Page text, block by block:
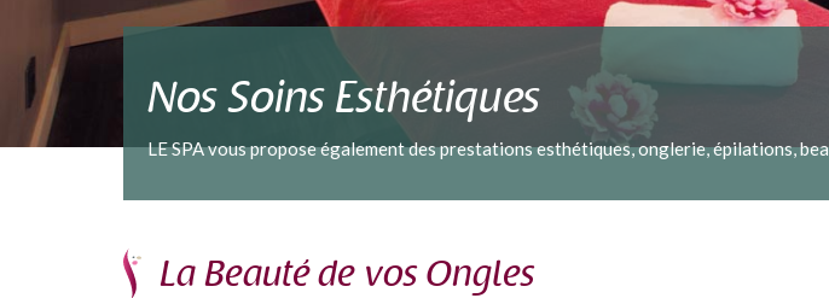
Nos Soins Esthétiques
LE SPA vous propose également des prestations esthétiques, onglerie, épilations,
La Beauté de vos Ongles